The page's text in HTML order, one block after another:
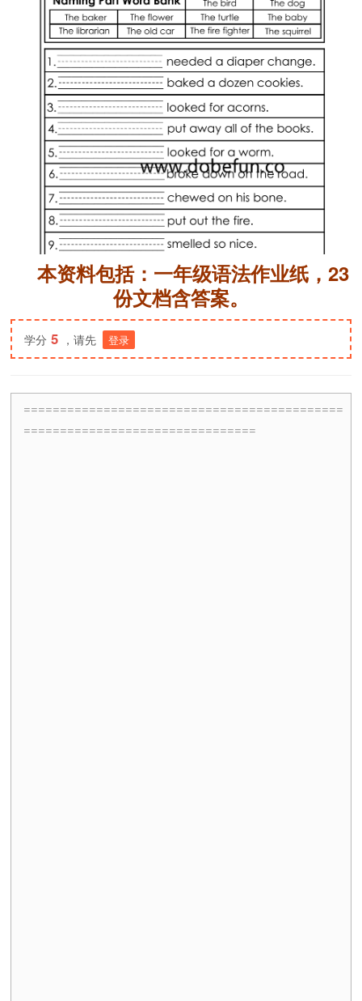
本资料包括：一年级语法作业纸，23
份文档含答案。
学分 5 ，请先 登录
============================================
================================